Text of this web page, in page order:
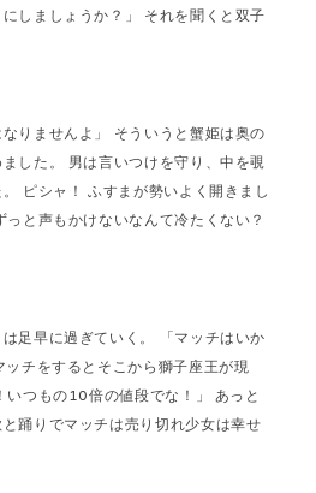
しましょうか？」 それを聞くと双子
なりませんよ」 そういうと蟹姫は奥の
した。 男は言いつけを守り、中を覗
ピシャ！ ふすまが勢いよく開きまし
と声もかけないなんて冷たくない？
足早に過ぎていく。 「マッチはいか
チをするとそこから獅子座王が現
いつもの10倍の値段でな！」 あっと
踊りでマッチは売り切れ少女は幸せ